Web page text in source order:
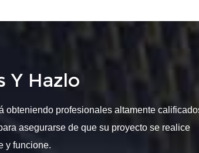
Y Hazlo
obteniendo profesionales altamente
asegurarse de que su proyecto se realice
y funcione.